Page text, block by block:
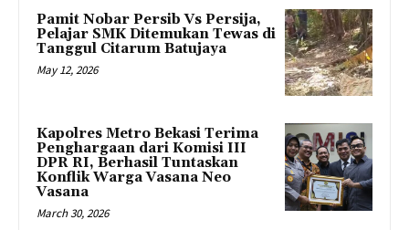
Pamit Nobar Persib Vs Persija,
Pelajar SMK Ditemukan Tewas di
Tanggul Citarum Batujaya
May 12, 2026
Kapolres Metro Bekasi Terima
Penghargaan dari Komisi III
DPR RI, Berhasil Tuntaskan
Konflik Warga Vasana Neo
Vasana
March 30, 2026